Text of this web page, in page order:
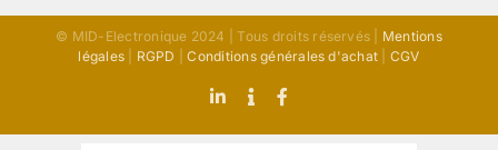
© MID-Electronique 2024 | Tous droits réservés | Mentions
légales
RGPD |Conditions générales d'achat CGV
LinkedIn
Indeed